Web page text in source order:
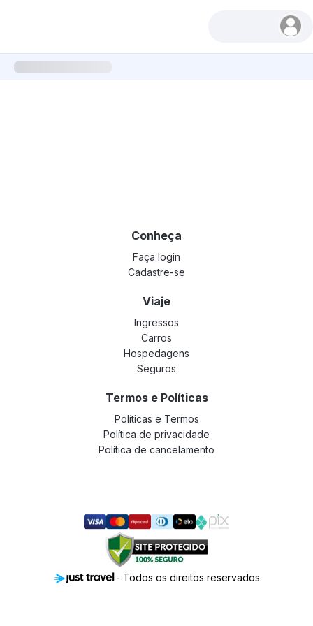
Conheça
Faça login
Cadastre-se
Viaje
Ingressos
Carros
Hospedagens
Seguros
Termos e Políticas
Políticas e Termos
Política de privacidade
Política de cancelamento
- Todos os direitos reservados